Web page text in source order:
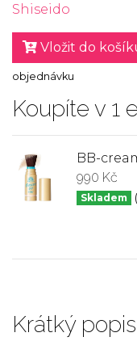
Shiseido
Vložit do
objednávku
Koupíte v 1
BB-
990 Kč
Skladem
Krátký popis